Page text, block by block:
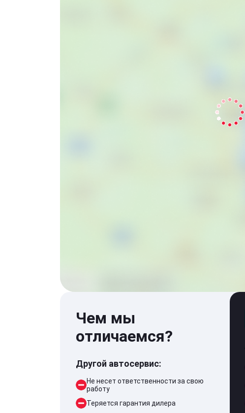
Чем мы
отличаемся?
Другой автосервис:
Не несет ответственности за свою
работу
Теряется гарантия дилера